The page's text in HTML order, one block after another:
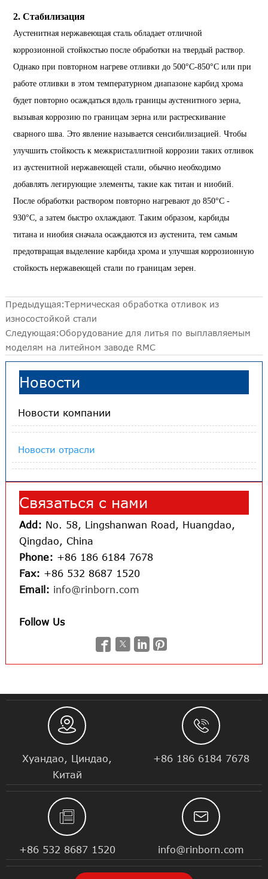
2. Стабилизация
Аустенитная нержавеющая сталь обладает отличной
коррозионной стойкостью после обработки на твердый раствор.
Однако при повторном нагреве отливки до 500°C-850°C или при
работе отливки в этом температурном диапазоне карбид хрома
будет повторно осаждаться вдоль границы аустенитного зерна,
вызывая коррозию по границам зерна или растрескивание
сварного шва. Это явление называется сенсибилизацией. Чтобы
улучшить стойкость к межкристаллитной коррозии таких отливок
из аустенитной нержавеющей стали, обычно необходимо
добавлять легирующие элементы, такие как титан и ниобий.
После обработки раствором повторно нагревают до 850°С -
930°С, а затем быстро охлаждают. Таким образом, карбиды
титана и ниобия сначала осаждаются из аустенита, тем самым
предотвращая выделение карбида хрома и улучшая коррозионную
стойкость нержавеющей стали по границам зерен.
Предыдущая:Термическая обработка отливок из
износостойкой стали
Следующая:Оборудование для литья по выплавляемым
моделям на литейном заводе RMC
Новости
Новости компании
Новости отрасли
Связаться с нами
Add: No. 58, Lingshanwan Road, Huangdao,
Qingdao, China
Phone: +86 186 6184 7678
Fax: +86 532 8687 1520
Email: info@rinborn.com
Follow Us
   

Хуандао, Циндао,
Китай

+86 186 6184 7678

+86 532 8687 1520

info@rinborn.com